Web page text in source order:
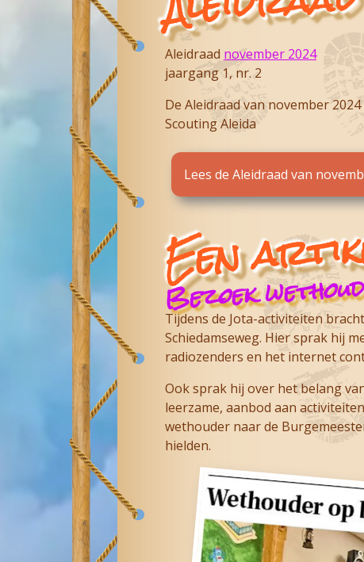
Aleidraad november 2024
jaargang 1, nr. 2
De Aleidraad van november
Scouting Aleida
Lees de Aleidraad van
Een
Bezoek
Tijdens de Jota-activiteiten
Schiedamseweg. Hier sprak hij
radiozenders en het internet
Ook sprak hij over het belang
leerzame, aanbod aan
wethouder naar de
hielden.